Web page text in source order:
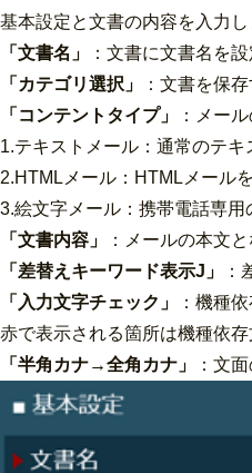
基本設定と文書の内容を入力し
「文書名」
：文書に文書名を設
「カテゴリ選択」
：文書を保
「コンテントタイプ」
：メー
1.テキストメール：通常のテ
2.HTMLメール：HTMLメール
3.絵文字メール：携帯電話専
「文書内容」
：メールの本文
「差替えキーワード表示J」
：
「入力文字チェック」
：機種
赤で表示される箇所は機種依
「半角カナ→全角カナ」
：文